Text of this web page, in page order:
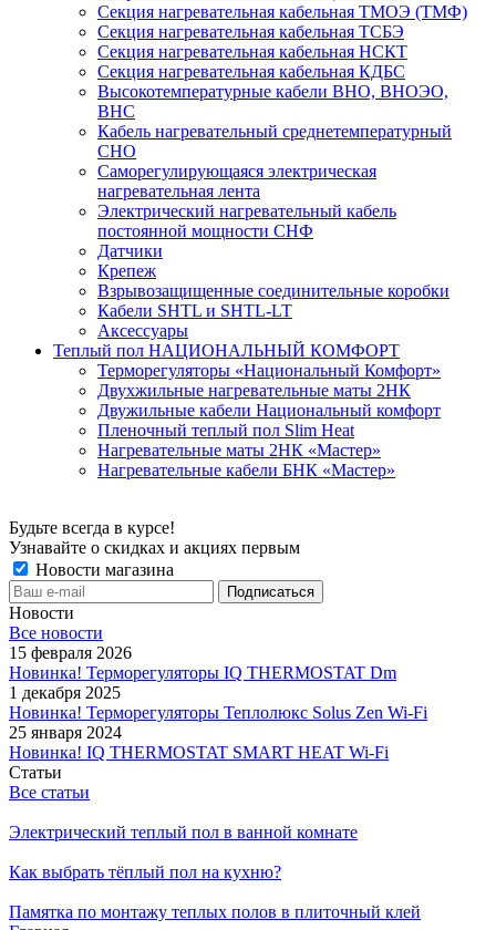
Секция нагревательная кабельная ТМОЭ (ТМФ)
Секция нагревательная кабельная ТСБЭ
Секция нагревательная кабельная НСКТ
Секция нагревательная кабельная КДБС
Высокотемпературные кабели ВНО, ВНОЭО,
ВНС
Кабель нагревательный среднетемпературный
СНО
Саморегулирующаяся электрическая
нагревательная лента
Электрический нагревательный кабель
постоянной мощности СНФ
Датчики
Крепеж
Взрывозащищенные соединительные коробки
Кабели SHTL и SHTL-LT
Аксессуары
Теплый пол НАЦИОНАЛЬНЫЙ КОМФОРТ
Терморегуляторы «Национальный Комфорт»
Двухжильные нагревательные маты 2НК
Двужильные кабели Национальный комфорт
Пленочный теплый пол Slim Heat
Нагревательные маты 2НК «Мастер»
Нагревательные кабели БНК «Мастер»
Будьте всегда в курсе!
Узнавайте о скидках и акциях первым
Новости магазина
Новости
Все новости
15 февраля 2026
Новинка! Терморегуляторы IQ THERMOSTAT Dm
1 декабря 2025
Новинка! Терморегуляторы Теплолюкс Solus Zen Wi-Fi
25 января 2024
Новинка! IQ THERMOSTAT SMART HEAT Wi-Fi
Статьи
Все статьи
Электрический теплый пол в ванной комнате
Как выбрать тёплый пол на кухню?
Памятка по монтажу теплых полов в плиточный клей